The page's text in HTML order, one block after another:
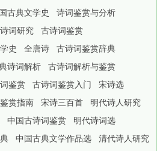
古典文学史
诗词鉴赏与分析
词研究
古诗词鉴赏
史 全唐诗
古诗词鉴赏辞典
诗词解析
古诗词解析与鉴赏
鉴赏 古诗词鉴赏入门
宋诗选
赏指南 宋诗三百首
明代诗人研究
中国古诗词鉴赏
明代诗词选
中国古典文学作品选
清代诗人研究